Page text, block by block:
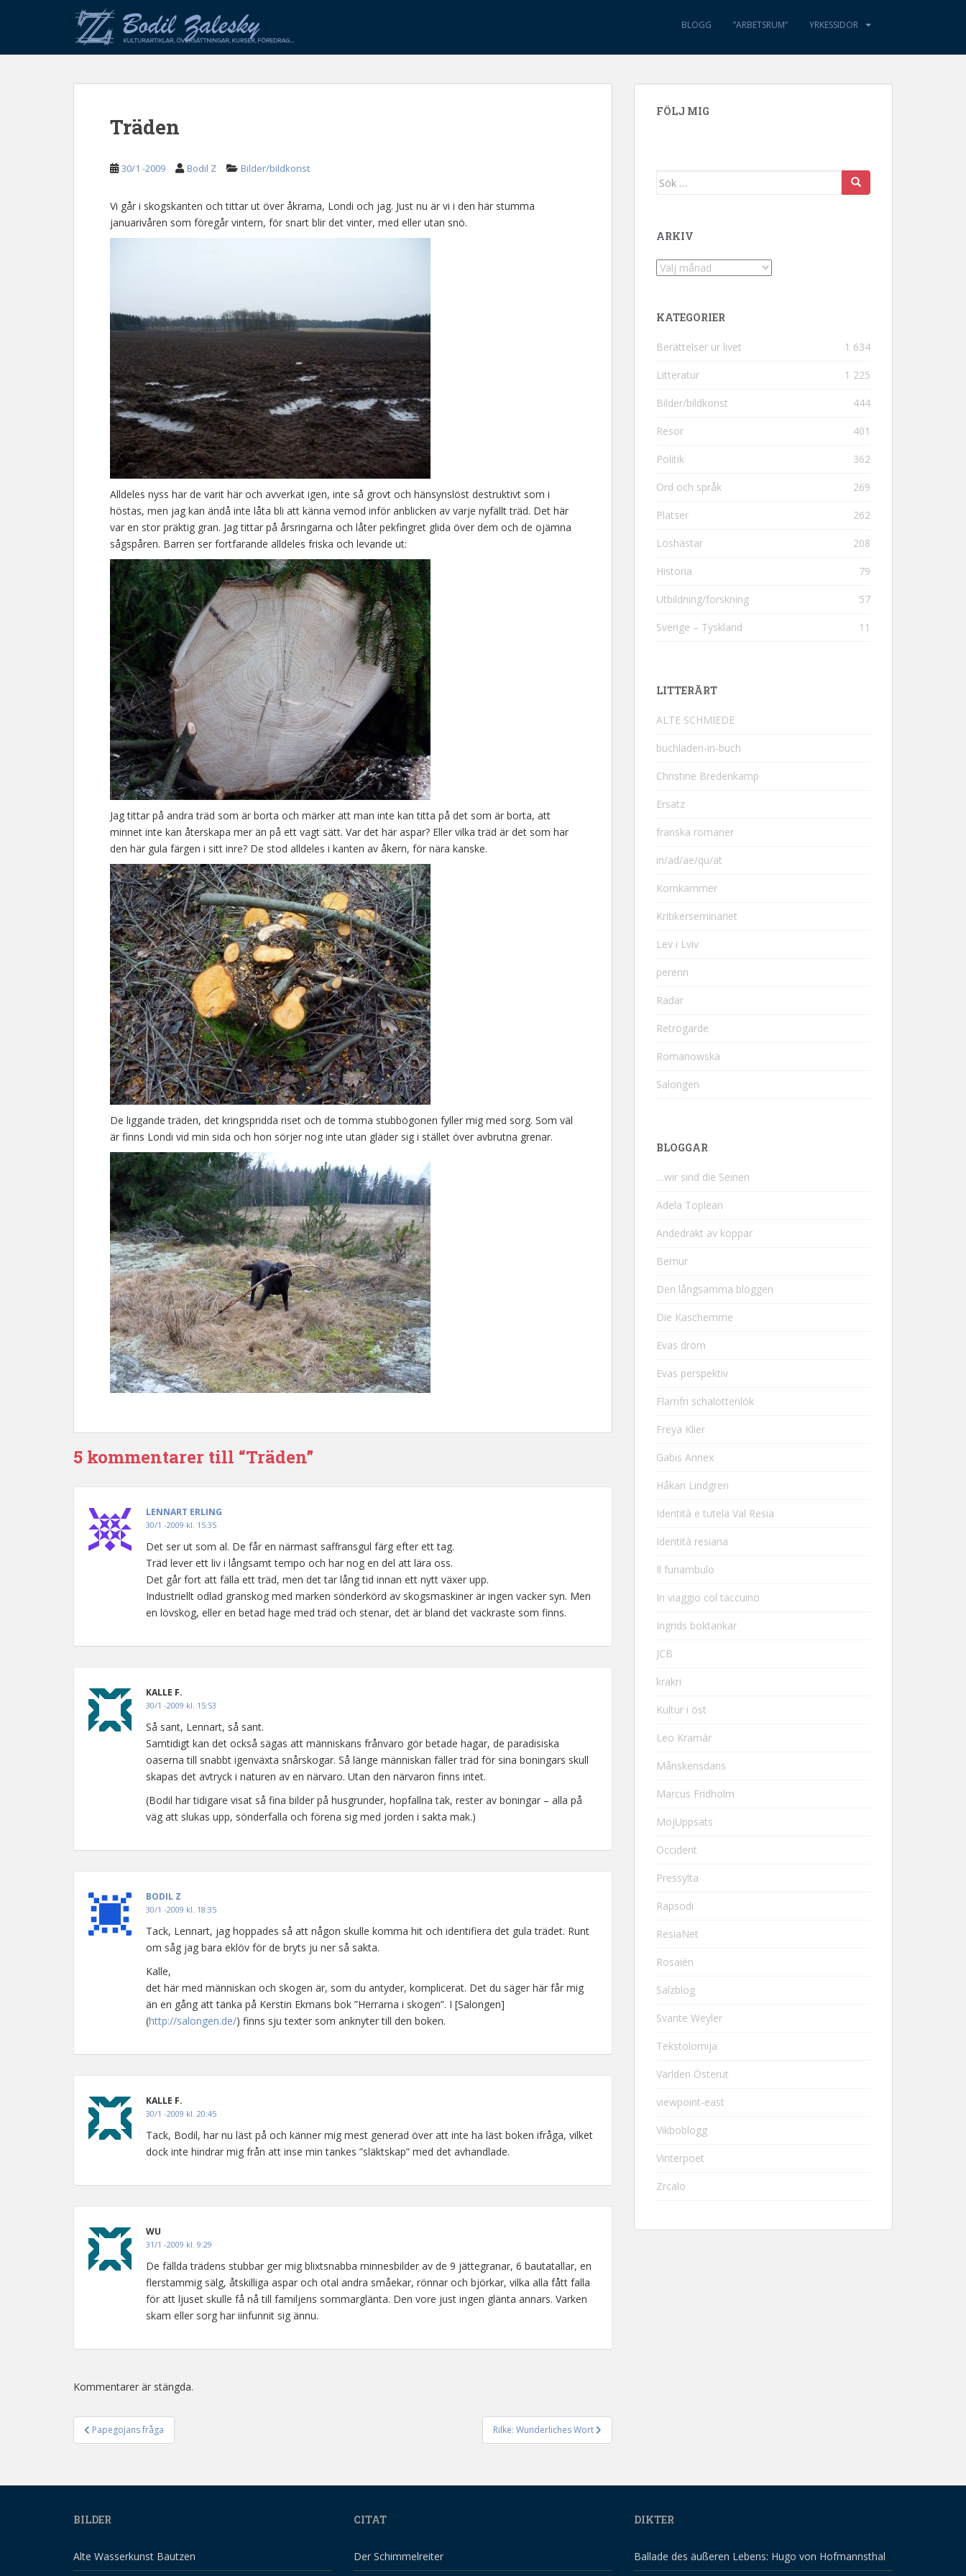
p
BLOGG ”ARBETSRUM” YRKESSIDOR
Träden
30/1 -2009 Bodil Z Bilder/bildkonst
Vi går i skogskanten och tittar ut över åkrarna, Londi och jag. Just nu är vi i den här stumma
januarivåren som föregår vintern, för snart blir det vinter, med eller utan snö.
Alldeles nyss har de varit här och avverkat igen, inte så grovt och hänsynslöst destruktivt som i
höstas, men jag kan ändå inte låta bli att känna vemod inför anblicken av varje nyfällt träd. Det här
var en stor präktig gran. Jag tittar på årsringarna och låter pekfingret glida över dem och de ojämna
sågspåren. Barren ser fortfarande alldeles friska och levande ut:
Jag tittar på andra träd som är borta och märker att man inte kan titta på det som är borta, att
minnet inte kan återskapa mer än på ett vagt sätt. Var det här aspar? Eller vilka träd är det som har
den här gula färgen i sitt inre? De stod alldeles i kanten av åkern, för nära kanske.
De liggande träden, det kringspridda riset och de tomma stubbögonen fyller mig med sorg. Som väl
är finns Londi vid min sida och hon sörjer nog inte utan gläder sig i stället över avbrutna grenar.
5 kommentarer till “Träden”
LENNART ERLING
30/1 -2009 kl. 15:35
Det ser ut som al. De får en närmast saffransgul färg efter ett tag.
Träd lever ett liv i långsamt tempo och har nog en del att lära oss.
Det går fort att fälla ett träd, men det tar lång tid innan ett nytt växer upp.
Industriellt odlad granskog med marken sönderkörd av skogsmaskiner är ingen vacker syn. Men
en lövskog, eller en betad hage med träd och stenar, det är bland det vackraste som finns.
KALLE F.
30/1 -2009 kl. 15:53
Så sant, Lennart, så sant.
Samtidigt kan det också sägas att människans frånvaro gör betade hagar, de paradisiska
oaserna till snabbt igenväxta snårskogar. Så länge människan fäller träd för sina boningars skull
skapas det avtryck i naturen av en närvaro. Utan den närvaron finns intet.
(Bodil har tidigare visat så fina bilder på husgrunder, hopfallna tak, rester av boningar – alla på
väg att slukas upp, sönderfalla och förena sig med jorden i sakta mak.)
BODIL Z
30/1 -2009 kl. 18:35
Tack, Lennart, jag hoppades så att någon skulle komma hit och identifiera det gula trädet. Runt
om såg jag bara eklöv för de bryts ju ner så sakta.
Kalle,
det här med människan och skogen är, som du antyder, komplicerat. Det du säger här får mig
än en gång att tänka på Kerstin Ekmans bok ”Herrarna i skogen”. I [Salongen]
(http://salongen.de/) finns sju texter som anknyter till den boken.
KALLE F.
30/1 -2009 kl. 20:45
Tack, Bodil, har nu läst på och känner mig mest generad över att inte ha läst boken ifråga, vilket
dock inte hindrar mig från att inse min tankes ”släktskap” med det avhandlade.
WU
31/1 -2009 kl. 9:29
De fällda trädens stubbar ger mig blixtsnabba minnesbilder av de 9 jättegranar, 6 bautatallar, en
flerstammig sälg, åtskilliga aspar och otal andra småekar, rönnar och björkar, vilka alla fått falla
för att ljuset skulle få nå till familjens sommarglänta. Den vore just ingen glänta annars. Varken
skam eller sorg har iinfunnit sig ännu.
Kommentarer är stängda.
Inläggsnavigering
Papegojans fråga Rilke: Wunderliches Wort
FÖLJ MIG
Sök efter:
ARKIV
Arkiv
KATEGORIER
Berättelser ur livet 1 634
Litteratur 1 225
Bilder/bildkonst 444
Resor 401
Politik 362
Ord och språk 269
Platser 262
Löshästar 208
Historia 79
Utbildning/forskning 57
Sverige – Tyskland 11
LITTERÄRT
ALTE SCHMIEDE
buchladen-in-buch
Christine Bredenkamp
Ersatz
franska romaner
in/ad/ae/qu/at
Kornkammer
Kritikerseminariet
Lev i Lviv
perenn
Radar
Retrogarde
Romanowska
Salongen
BLOGGAR
…wir sind die Seinen
Adela Toplean
Andedräkt av koppar
Bernur
Den långsamma bloggen
Die Kaschemme
Evas dröm
Evas perspektiv
Flarnfri schalottenlök
Freya Klier
Gabis Annex
Håkan Lindgren
Identità e tutela Val Resia
Identità resiana
Il funambulo
In viaggio col taccuino
Ingrids boktankar
JCB
krakri
Kultur i öst
Leo Kramár
Månskensdans
Marcus Fridholm
MojUppsats
Occident
Pressylta
Rapsodi
ResiaNet
Rosaièn
Salzblog
Svante Weyler
Tekstolomija
Världen Österut
viewpoint-east
Vikboblogg
Vinterpoet
Zrcalo
BILDER
Alte Wasserkunst Bautzen
CITAT
Der Schimmelreiter
DIKTER
Ballade des äußeren Lebens: Hugo von Hofmannsthal